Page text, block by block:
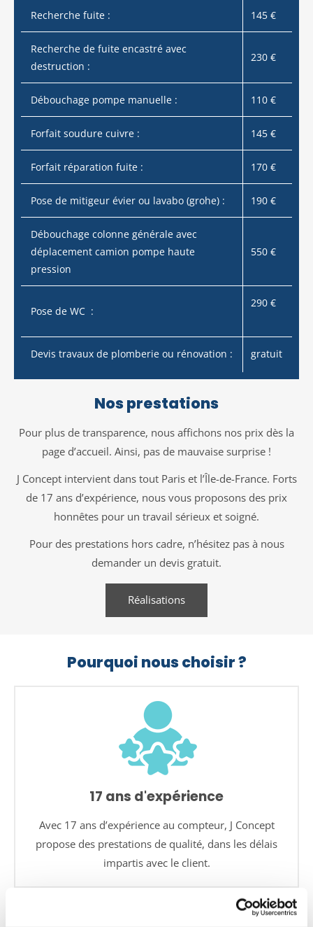
Recherche fuite : 145 €
Recherche de fuite encastré avec
destruction :
230 €
Débouchage pompe manuelle : 110 €
Forfait soudure cuivre : 145 €
Forfait réparation fuite : 170 €
Pose de mitigeur évier ou lavabo (grohe) : 190 €
Débouchage colonne générale avec
déplacement camion pompe haute
pression
550 €
Pose de WC :
290 €
Devis travaux de plomberie ou rénovation : gratuit
Nos prestations
Pour plus de transparence, nous affichons nos prix dès la
page d’accueil. Ainsi, pas de mauvaise surprise !
J Concept intervient dans tout Paris et l’Île-de-France. Forts
de 17 ans d’expérience, nous vous proposons des prix
honnêtes pour un travail sérieux et soigné.
Pour des prestations hors cadre, n’hésitez pas à nous
demander un devis gratuit.
Réalisations
Pourquoi nous choisir ?
17 ans d'expérience
Avec 17 ans d’expérience au compteur, J Concept
propose des prestations de qualité, dans les délais
impartis avec le client.